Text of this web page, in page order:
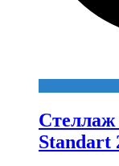
Стеллаж
Standart